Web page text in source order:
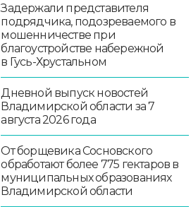
Задержали представителя
подрядчика, подозреваемого в
мошенничестве при
благоустройстве набережной
в Гусь-Хрустальном
Дневной выпуск новостей
Владимирской области за 7
августа 2026 года
От борщевика Сосновского
обработают более 775 гектаров в
муниципальных образованиях
Владимирской области